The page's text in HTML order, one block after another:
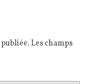
Les champs